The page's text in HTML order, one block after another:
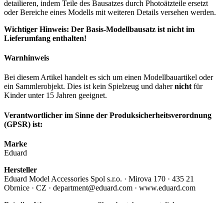
detailieren, indem Teile des Bausatzes durch Photoätzteile ersetzt
oder Bereiche eines Modells mit weiteren Details versehen werden.
Wichtiger Hinweis: Der Basis-Modellbausatz ist nicht im
Lieferumfang enthalten!
Warnhinweis
Bei diesem Artikel handelt es sich um einen Modellbauartikel oder
ein Sammlerobjekt. Dies ist kein Spielzeug und dahernicht für
Kinder unter 15 Jahren geeignet.
Verantwortlicher im Sinne der Produksicherheitsverordnung
(GPSR) ist:
Marke
Eduard
Hersteller
Eduard Model Accessories Spol s.r.o. · Mirova 170 · 435 21
Obrnice · CZ · department@eduard.com · www.eduard.com